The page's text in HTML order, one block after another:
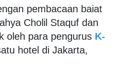
pembacaan baiat
Cholil Staquf dan
oleh para pengurus K-
hotel di Jakarta,